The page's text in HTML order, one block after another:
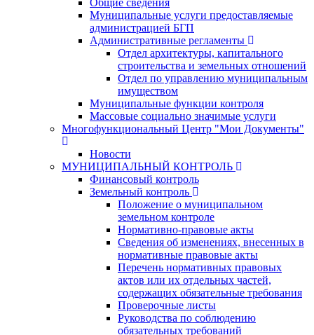
Муниципальные услуги предоставляемые
администрацией БГП
Административные регламенты
Отдел архитектуры, капитального
строительства и земельных отношений
Отдел по управлению муниципальным
имуществом
Муниципальные функции контроля
Массовые социально значимые услуги
Многофункциональный Центр "Мои Документы"
Новости
МУНИЦИПАЛЬНЫЙ КОНТРОЛЬ
Финансовый контроль
Земельный контроль
Положение о муниципальном
земельном контроле
Нормативно-правовые акты
Сведения об изменениях, внесенных в
нормативные правовые акты
Перечень нормативных правовых
актов или их отдельных частей,
содержащих обязательные требования
Проверочные листы
Руководства по соблюдению
обязательных требований